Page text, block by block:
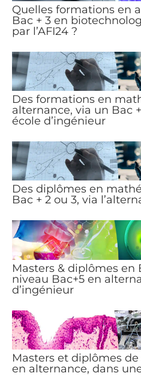
Quelles formations en
Bac + 3 en
par l’AFI24 ?
Des formations en
alternance, via un Bac
école d’ingénieur
Des diplômes en
Bac + 2 ou 3, via
Masters & diplômes en
niveau Bac+5 en
d’ingénieur
Masters et diplômes
en alternance, dans